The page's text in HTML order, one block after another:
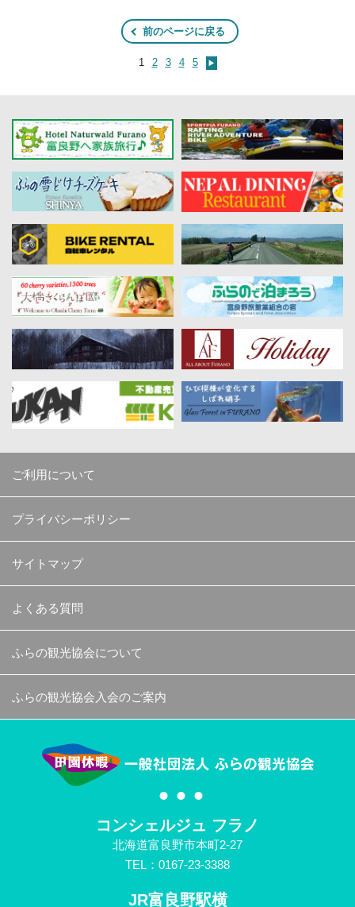
前のページに戻る
1 2 3 4 5 ▶
ご利用について
プライバシーポリシー
サイトマップ
よくある質問
ふらの観光協会について
ふらの観光協会入会のご案内
コンシェルジュ フラノ
北海道富良野市本町2-27
TEL：0167-23-3388
JR富良野駅横